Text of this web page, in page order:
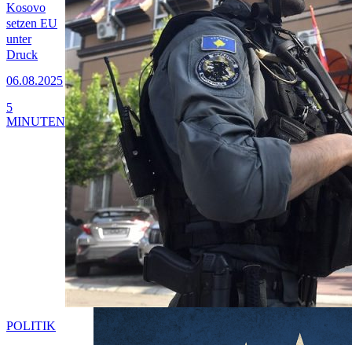
Kosovo
setzen EU
unter
Druck
06.08.2025
5
MINUTEN
POLITIK